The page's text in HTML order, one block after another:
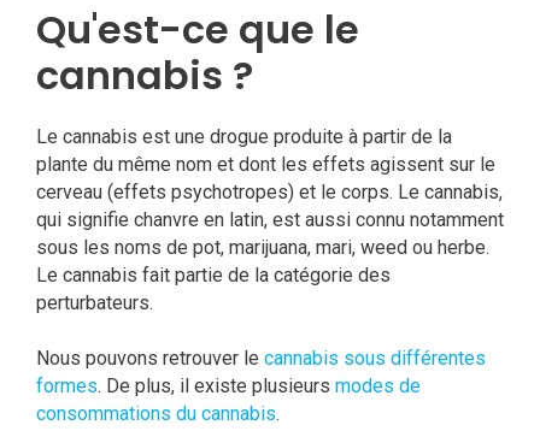
Qu'est-ce que le
cannabis ?
Le cannabis est une drogue produite à partir de la
plante du même nom et dont les effets agissent sur le
cerveau (effets psychotropes) et le corps. Le cannabis,
qui signifie chanvre en latin, est aussi connu notamment
sous les noms de pot, marijuana, mari, weed ou herbe.
Le cannabis fait partie de la catégorie des
perturbateurs.
Nous pouvons retrouver le cannabis sous différentes
formes. De plus, il existe plusieurs modes de
consommations du cannabis.